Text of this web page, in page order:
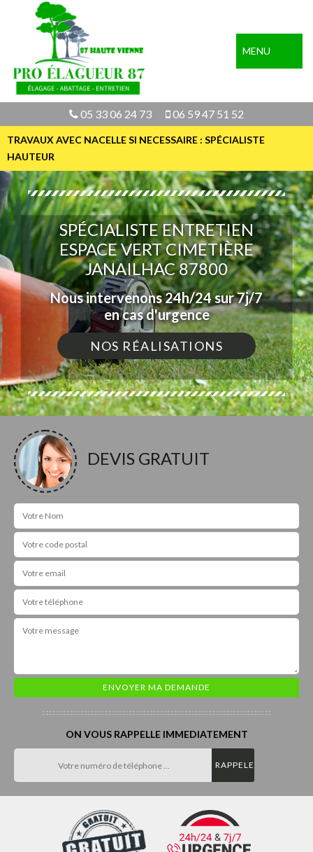
MENU
05 33 06 24 73 06 59 47 51 52
TRAVAUX AVEC NACELLE SI NECESSAIRE : SPÉCIALISTE
HAUTEUR
SPÉCIALISTE ENTRETIEN
ESPACE VERT CIMETIÈRE
JANAILHAC 87800
Nous intervenons 24h/24 sur 7j/7
en cas d'urgence
NOS RÉALISATIONS
DEVIS GRATUIT
ON VOUS RAPPELLE IMMEDIATEMENT